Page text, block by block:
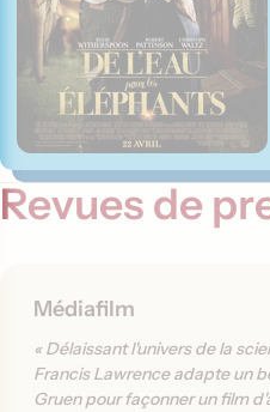
Revues de
Médiafilm
« Délaissant l'univers de la
Francis Lawrence adapte un
Gruen pour façonner un film